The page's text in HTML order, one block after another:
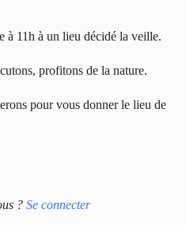
à 11h à un lieu décidé la veille.
profitons de la nature.
pour vous donner le lieu de
? Se connecter